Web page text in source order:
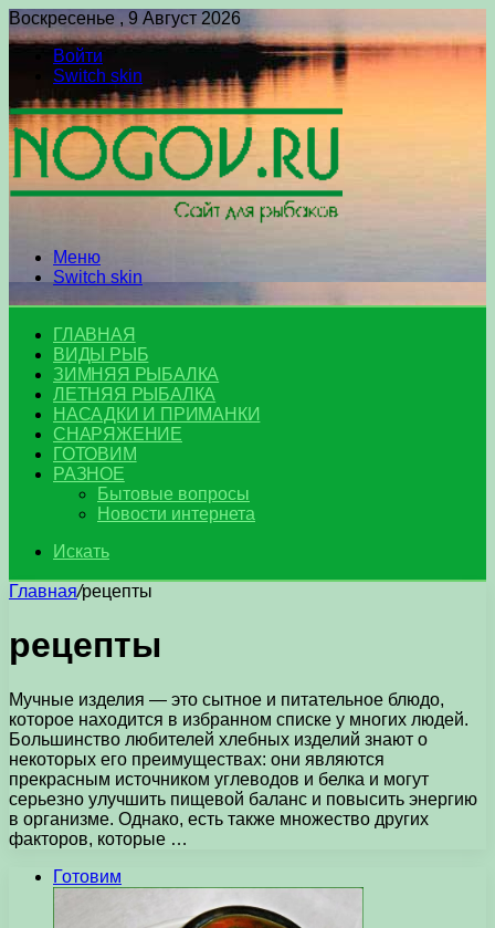
Воскресенье , 9 Август 2026
Войти
Switch skin
Меню
Switch skin
ГЛАВНАЯ
ВИДЫ РЫБ
ЗИМНЯЯ РЫБАЛКА
ЛЕТНЯЯ РЫБАЛКА
НАСАДКИ И ПРИМАНКИ
СНАРЯЖЕНИЕ
ГОТОВИМ
РАЗНОЕ
Бытовые вопросы
Новости интернета
Искать
Главная/рецепты
рецепты
Мучные изделия — это сытное и питательное блюдо,
которое находится в избранном списке у многих людей.
Большинство любителей хлебных изделий знают о
некоторых его преимуществах: они являются
прекрасным источником углеводов и белка и могут
серьезно улучшить пищевой баланс и повысить энергию
в организме. Однако, есть также множество других
факторов, которые …
Готовим